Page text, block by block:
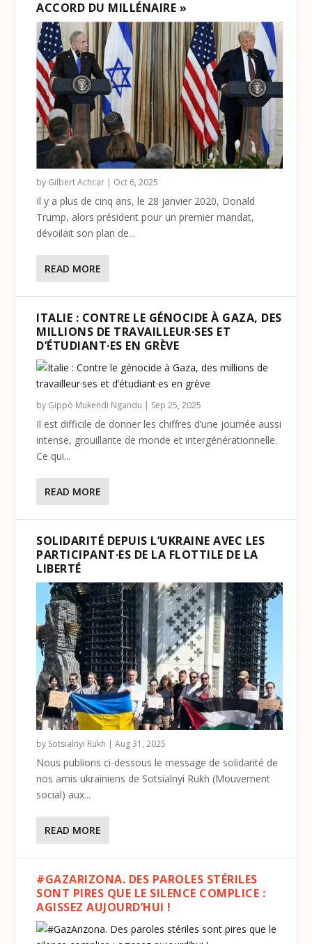
ACCORD DU MILLÉNAIRE »
by Gilbert Achcar | Oct 6, 2025
Il y a plus de cinq ans, le 28 janvier 2020, Donald
Trump, alors président pour un premier mandat,
dévoilait son plan de...
READ MORE
ITALIE : CONTRE LE GÉNOCIDE À GAZA, DES
MILLIONS DE TRAVAILLEUR·SES ET
D’ÉTUDIANT·ES EN GRÈVE
by Gippò Mukendi Ngandu | Sep 25, 2025
Il est difficile de donner les chiffres d’une journée aussi
intense, grouillante de monde et intergénérationnelle.
Ce qui...
READ MORE
SOLIDARITÉ DEPUIS L’UKRAINE AVEC LES
PARTICIPANT·ES DE LA FLOTTILE DE LA
LIBERTÉ
by Sotsialnyi Rukh |Aug 31, 2025
Nous publions ci-dessous le message de solidarité de
nos amis ukrainiens de Sotsialnyi Rukh (Mouvement
social) aux...
READ MORE
#GAZARIZONA. DES PAROLES STÉRILES
SONT PIRES QUE LE SILENCE COMPLICE :
AGISSEZ AUJOURD’HUI !